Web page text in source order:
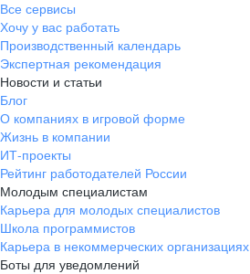
Все сервисы
Хочу у вас работать
Производственный календарь
Экспертная рекомендация
Новости и статьи
Блог
О компаниях в игровой форме
Жизнь в компании
ИТ-проекты
Рейтинг работодателей России
Молодым специалистам
Карьера для молодых специалистов
Школа программистов
Карьера в некоммерческих организациях
Боты для уведомлений